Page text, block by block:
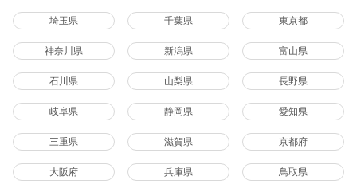
埼玉県 千葉県 東京都
神奈川県 新潟県 富山県
石川県 山梨県 長野県
岐阜県 静岡県 愛知県
三重県 滋賀県 京都府
大阪府 兵庫県 鳥取県